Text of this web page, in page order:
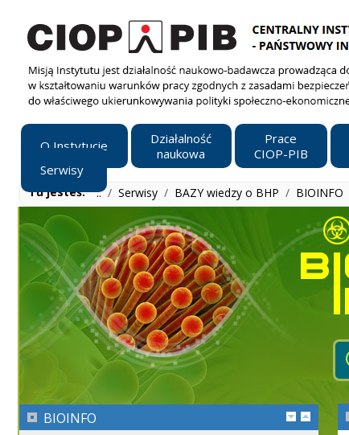
O Instytucie
Działalność
naukowa
Prace
CIOP-PIB
Serwisy
Tu jesteś: ../ Serwisy / BAZY wiedzy o BHP / BIOINFO
BIOINFO